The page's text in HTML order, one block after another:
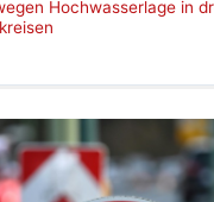
Hochwasserlage in